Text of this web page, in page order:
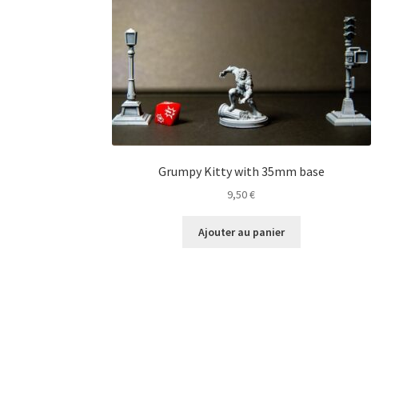
Grumpy Kitty with 35mm base
9,50€
Ajouter au panier